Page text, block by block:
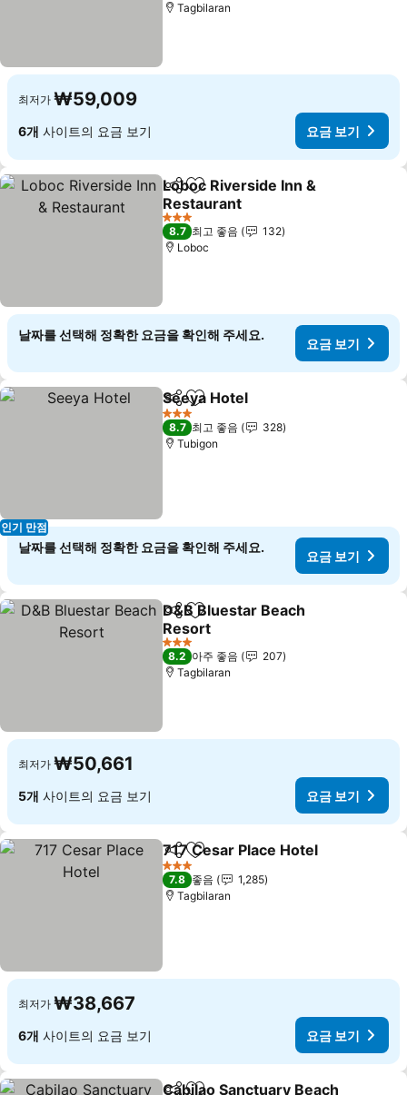
Tagbilaran
최저가 ₩59,009
6개 사이트의 요금 보기 요금 보기
공유 즐겨찾기에 추가
Loboc Riverside Inn &
Restaurant
요금 보기
3 성급
8.7 최고 좋음
132
Loboc
날짜를 선택해 정확한 요금을 확인해 주세요.
요금 보기
인기 만점
공유 즐겨찾기에 추가
Seeya Hotel
3 성급
8.7 최고 좋음
328
Tubigon
날짜를 선택해 정확한 요금을 확인해 주세요.
요금 보기
공유 즐겨찾기에 추가
D&B Bluestar Beach
Resort
요금 보기
3 성급
8.2 아주 좋음
207
Tagbilaran
최저가 ₩50,661
5개 사이트의 요금 보기 요금 보기
공유 즐겨찾기에 추가
717 Cesar Place Hotel
3 성급
7.8 좋음
1,285
Tagbilaran
최저가 ₩38,667
6개 사이트의 요금 보기 요금 보기
Cabilao Sanctuary Beach